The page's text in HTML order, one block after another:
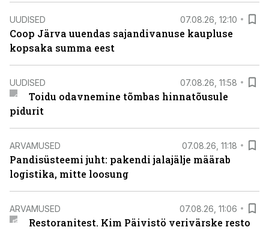
UUDISED 07.08.26, 12:10
Coop Järva uuendas sajandivanuse kaupluse
kopsaka summa eest
UUDISED 07.08.26, 11:58
Toidu odavnemine tõmbas hinnatõusule
pidurit
ARVAMUSED 07.08.26, 11:18
Pandisüsteemi juht: pakendi jalajälje määrab
logistika, mitte loosung
ARVAMUSED 07.08.26, 11:06
Restoranitest. Kim Päivistö verivärske resto